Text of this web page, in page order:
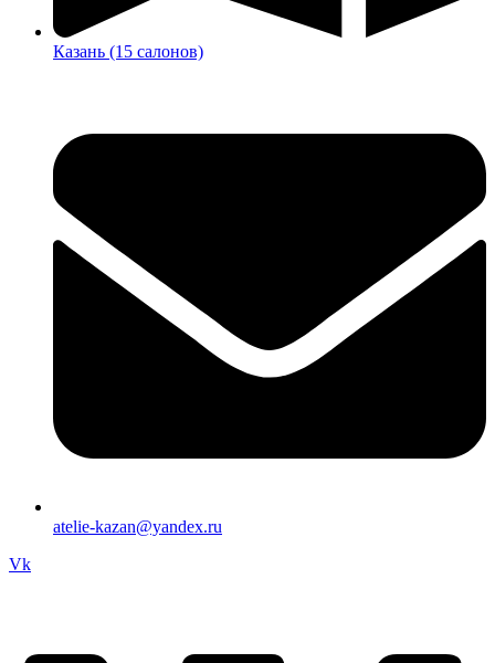
Казань (15 салонов)
atelie-kazan@yandex.ru
Vk